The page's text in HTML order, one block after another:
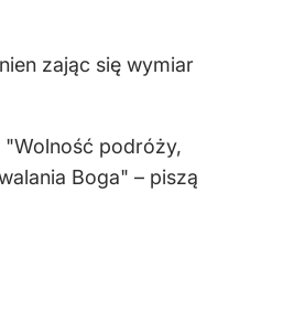
zając się wymiar
podróży,
Boga" – piszą